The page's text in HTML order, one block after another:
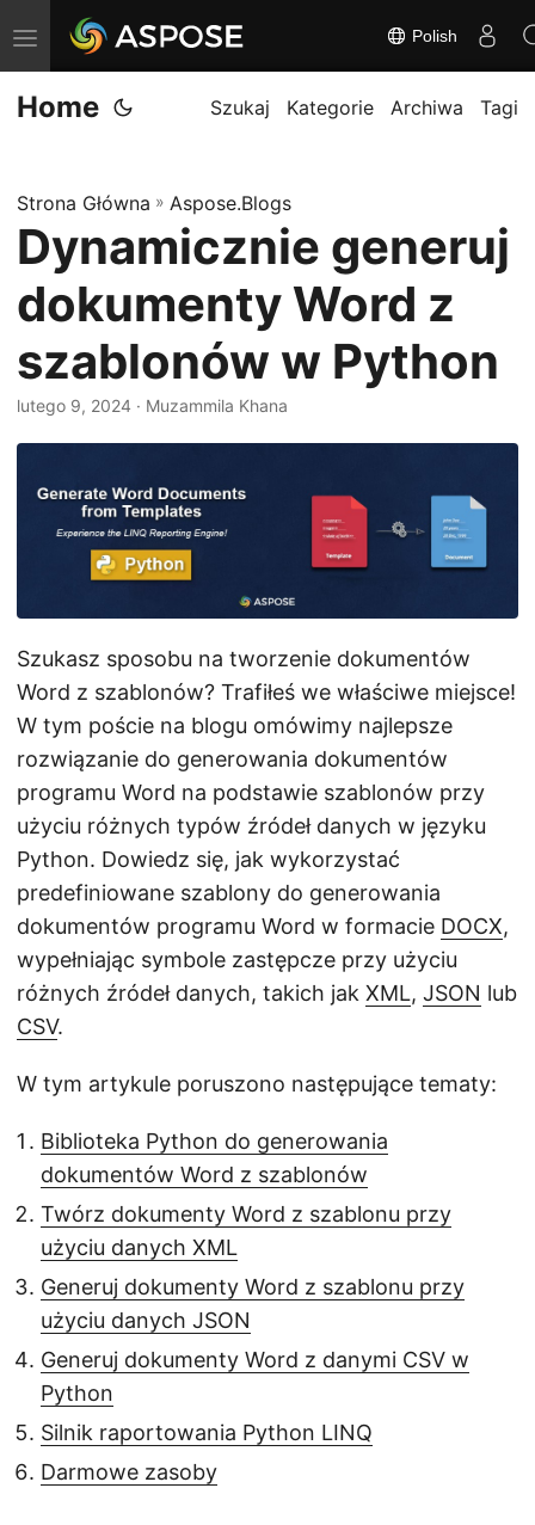
P
r
z
ą
c
n
w
i
g
Polish
Home Szukaj Kategorie Archiwa Tagi
Strona Główna » Aspose.Blogs
Dynamicznie generuj
dokumenty Word z
szablonów w Python
lutego 9, 2024 · Muzammila Khana
Szukasz sposobu na tworzenie dokumentów
Word z szablonów? Trafiłeś we właściwe miejsce!
W tym poście na blogu omówimy najlepsze
rozwiązanie do generowania dokumentów
programu Word na podstawie szablonów przy
użyciu różnych typów źródeł danych w języku
Python. Dowiedz się, jak wykorzystać
predefiniowane szablony do generowania
dokumentów programu Word w formacie DOCX,
wypełniając symbole zastępcze przy użyciu
różnych źródeł danych, takich jak XML, JSON lub
CSV.
W tym artykule poruszono następujące tematy:
Biblioteka Python do generowania
dokumentów Word z szablonów
Twórz dokumenty Word z szablonu przy
użyciu danych XML
Generuj dokumenty Word z szablonu przy
użyciu danych JSON
Generuj dokumenty Word z danymi CSV w
Python
Silnik raportowania Python LINQ
Darmowe zasoby